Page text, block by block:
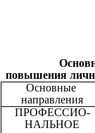
повышения
Основные
направления
ПРОФЕССИО-
НАЛЬНОЕ